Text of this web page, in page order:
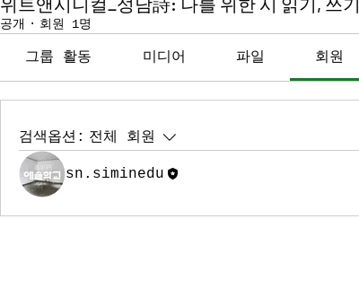
공개 · 회원 1명
그룹 활동 미디어 파일 회원
검색옵션: 전체 회원
sn.siminedu